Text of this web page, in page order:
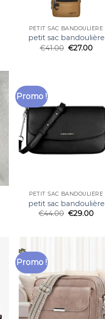
PETIT SAC BANDOULIÈRE
petit sac bandoulière
€41.00 €27.00
Promo !
PETIT SAC BANDOULIÈRE
petit sac bandoulière
€44.00 €29.00
Promo !